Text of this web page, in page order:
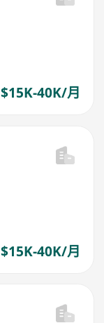
$15K-40K/月
$15K-40K/月